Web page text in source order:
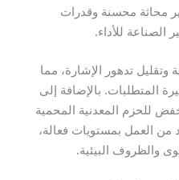
محاثة محسنة وقدرات
الصناعة للأداء.
وتقليل تدهور الإشارة، مما
المتطلبات. بالإضافة إلى
للحزم المعدنية المحمية
من العمل بمستويات فعالة،
والظروف البيئية.